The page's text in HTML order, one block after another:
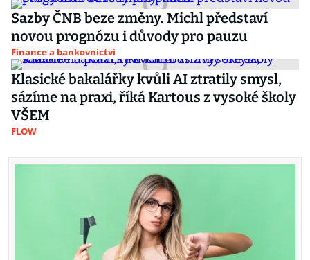
Sazby ČNB beze změny. Michl představí
novou prognózu i důvody pro pauzu
Finance a bankovnictví
Klasické bakalářky kvůli AI ztratily smysl,
sázíme na praxi, říká Kartous z vysoké školy
VŠEM
FLOW